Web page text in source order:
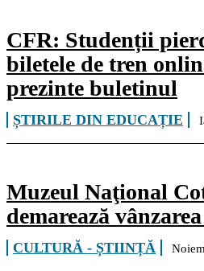
CFR: Studenții
biletele de tren
prezinte buletinul
ȘTIRILE DIN EDUCAȚIE
Muzeul Naţional
demarează
CULTURĂ - ȘTIINȚĂ